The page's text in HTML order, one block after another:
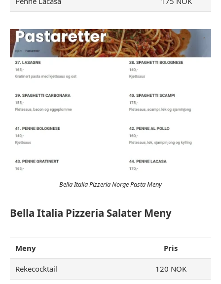
Bella Italia Pizzeria Norge Pasta Meny
Bella Italia Pizzeria Salater Meny
Meny Pris
Rekecocktail 120 NOK